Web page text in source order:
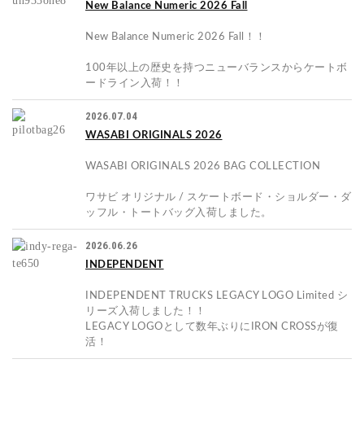
New Balance Numeric 2026 Fall
New Balance Numeric 2026 Fall！！
100年以上の歴史を持つニューバランスからケートボ
ードライン入荷！！
2026.07.04
WASABI ORIGINALS 2026
WASABI ORIGINALS 2026 BAG COLLECTION
ワサビ オリジナル / スケートボード・ショルダー・ダ
ッフル・トートバッグ入荷しました。
2026.06.26
INDEPENDENT
INDEPENDENT TRUCKS LEGACY LOGO Limited シ
リーズ入荷しました！！
LEGACY LOGOとして数年ぶりにIRON CROSSが復
活！